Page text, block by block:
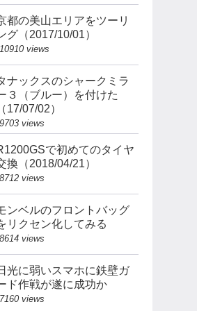
都の美山エリアをツーリ
グ（2017/10/01）
10910 views
ナックスのシャークミラ
３（ブルー）を付けた
（17/07/02）
9703 views
で初めてのタイヤ
換（2018/04/21）
8712 views
ンベルのフロントバッグ
リクセン化してみる
8614 views
光に弱いスマホに鉄壁ガ
ド作戦が遂に成功か
7160 views